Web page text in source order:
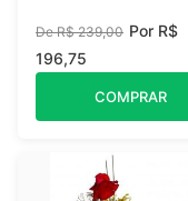
De R$ 239,00 Por R$
196,75
COMPRAR